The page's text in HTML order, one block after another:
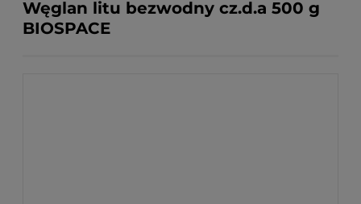
Węglan litu bezwodny cz.d.a 500 g
BIOSPACE